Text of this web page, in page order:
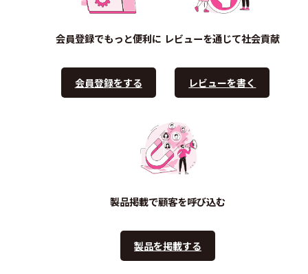
会員登録でもっと便利に
会員登録をする
レビューを通じて社会貢献
レビューを書く
製品掲載で顧客を呼び込む
製品を掲載する